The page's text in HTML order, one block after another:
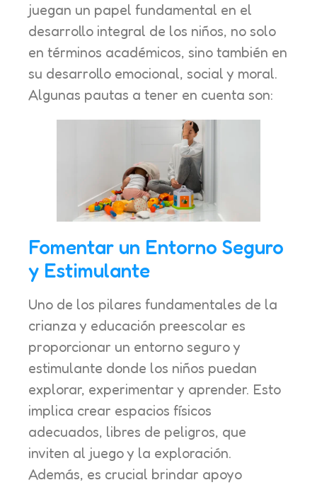
juegan un papel fundamental en el
desarrollo integral de los niños, no solo
en términos académicos, sino también en
su desarrollo emocional, social y moral.
Algunas pautas a tener en cuenta son:
Fomentar un Entorno Seguro
y Estimulante
Uno de los pilares fundamentales de la
crianza y educación preescolar es
proporcionar un entorno seguro y
estimulante donde los niños puedan
explorar, experimentar y aprender. Esto
implica crear espacios físicos
adecuados, libres de peligros, que
inviten al juego y la exploración.
Además, es crucial brindar apoyo